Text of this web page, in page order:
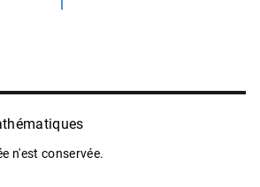
n'est conservée.